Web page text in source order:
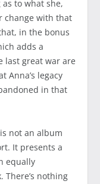
to what she,
change with that
in the bonus
adds a
last great war are
Anna’s legacy
in that
not an album
It presents a
equally
nothing